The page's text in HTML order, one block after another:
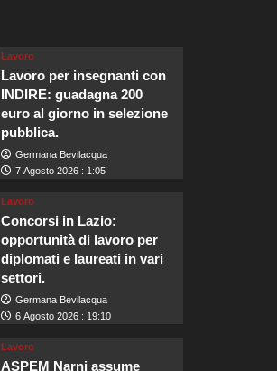
Lavoro
Lavoro per insegnanti con
INDIRE: guadagna 200
euro al giorno in selezione
pubblica.
Germana Bevilacqua
7 Agosto 2026 : 1:05
Lavoro
Concorsi in Lazio:
opportunità di lavoro per
diplomati e laureati in vari
settori.
Germana Bevilacqua
6 Agosto 2026 : 19:10
Lavoro
ASPEM Narni assume